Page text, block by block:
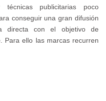
técnicas publicitarias poco
conseguir una gran difusión
directa con el objetivo de
Para ello las marcas recurren